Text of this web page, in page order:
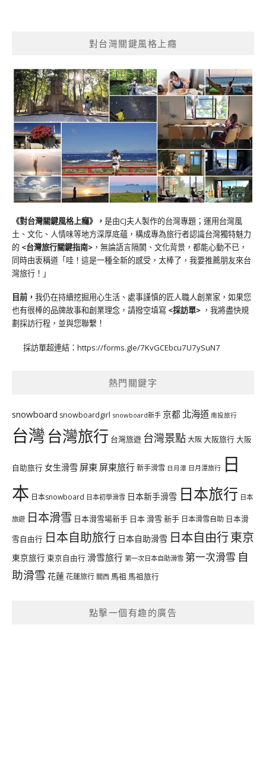
對台灣關鍵風格上癮
《對台灣關鍵風格上癮》 ， 是由CJ夫人製作的台灣專題；運用台灣風
土、文化、人情味等地方深厚底蘊，構成專為旅行者認識台灣獨特魅力
的 <台灣旅行關鍵指南> ，無論語言隔閡、文化背景，都能心動不已，
同時由衷稱道「哇！這是一種全新的感受，太棒了，我要推薦朋友來台
灣旅行！」
目前， 我仍在持續挖掘用心生活、處事謹慎的匠人職人創業家，如果您
也有很棒的品牌故事和創業理念，請撥空填寫 <採訪單> ，我將盡快規
劃採訪行程，並與您聯繫！
採訪單超連結： https://forms.gle/7KvGCEbcu7U7ySuN7
熱門關鍵字
snowboard snowboardgirl snowboard新手 京都 北海道 南投旅行
台灣台灣旅行 台灣旅遊 台灣景點大阪大阪旅行大阪
自助旅行 女生滑雪 屏東 屏東旅行新手滑雪 日月潭 日月潭旅行 日
本 日本snowboard 日本初學滑雪 日本新手滑雪 日本旅行 日本
旅遊 日本滑雪 日本滑雪場新手 日本 滑雪 新手 日本滑雪自助 日本滑
雪自由行 日本自助旅行 日本自助滑雪 日本自由行東京
東京旅行 東京自由行 滑雪旅行 第一次日本自助滑雪 第一次滑雪 自
助滑雪 花蓮花蓮旅行 關西 馬祖 馬祖旅行
點擊一個有趣的廣告